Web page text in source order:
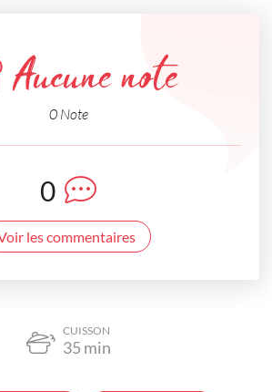
Aucune note
0 Note
0
les commentaires
CUISSON
35 min